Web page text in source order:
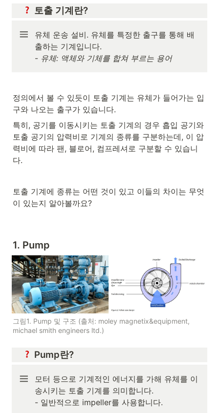
토출 기계란?
유체 운송 설비. 유체를 특정한 출구를 통해 배
출하는 기계입니다.
- 유체: 액체와 기체를 합쳐 부르는 용어
정의에서 볼 수 있듯이 토출 기계는 유체가 들어가는 입
구와 나오는 출구가 있습니다.
특히, 공기를 이동시키는 토출 기계의 경우 흡입 공기와
토출 공기의 압력비로 기계의 종류를 구분하는데, 이 압
력비에 따라 팬, 블로어, 컴프레셔로 구분할 수 있습니
다.
토출 기계에 종류는 어떤 것이 있고 이들의 차이는 무엇
이 있는지 알아볼까요?
1. Pump
그림1. Pump 및 구조 (출처: moley magnetix&equipment,
michael smith engineers ltd.)
Pump란?
모터 등으로 기계적인 에너지를 가해 유체를 이
송시키는 토출 기계를 의미합니다.
- 일반적으로 impeller를 사용합니다.